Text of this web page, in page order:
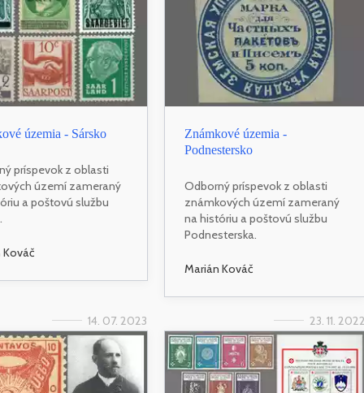
územia - Sársko
príspevok z oblasti
území zameraný
a poštovú službu
Kováč
Známkové územia -
Podnestersko
Odborný príspevok z oblasti
známkových území zameraný
na históriu a poštovú službu
Podnesterska.
Marián Kováč
14. 07. 2023 23. 11.